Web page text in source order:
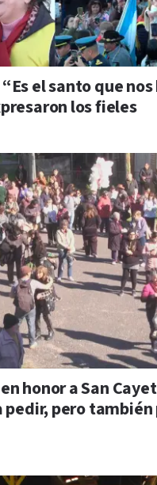
el santo que nos
los fieles
honor a San
pedir, pero también